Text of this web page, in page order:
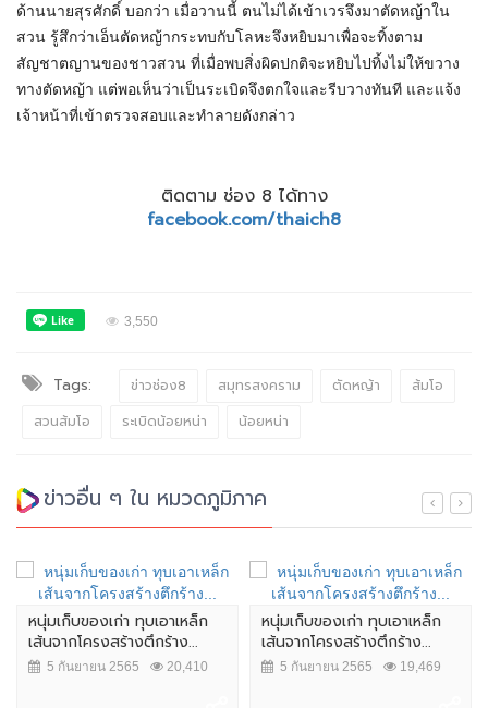
ด้านนายสุรศักดิ์ บอกว่า เมื่อวานนี้ ตนไม่ได้เข้าเวรจึงมาตัดหญ้าใน
สวน รู้สึกว่าเอ็นตัดหญ้ากระทบกับโลหะจึงหยิบมาเพื่อจะทิ้งตาม
สัญชาตญานของชาวสวน ที่เมื่อพบสิ่งผิดปกติจะหยิบไปทิ้งไม่ให้ขวาง
ทางตัดหญ้า แต่พอเห็นว่าเป็นระเบิดจึงตกใจและรีบวางทันที และแจ้ง
เจ้าหน้าที่เข้าตรวจสอบและทำลายดังกล่าว
ติดตาม ช่อง 8 ได้ทาง
facebook.com/thaich8
3,550
Tags: ข่าวช่อง8 สมุทรสงคราม ตัดหญ้า
ส้มโอ
สวนส้มโอ
ระเบิดน้อยหน่า น้อยหน่า
ข่าวอื่น ๆ ใน หมวดภูมิภาค
หนุ่มเก็บของเก่า ทุบเอาเหล็ก
เส้นจากโครงสร้างตึกร้าง...
5 กันยายน 2565 20,410
หนุ่มเก็บของเก่า ทุบเอาเหล็ก
เส้นจากโครงสร้างตึกร้าง...
5 กันยายน 2565 19,469